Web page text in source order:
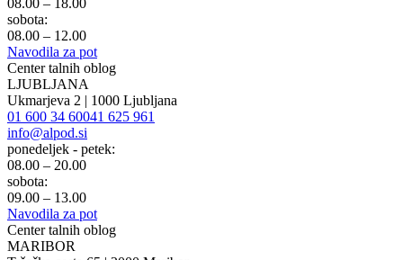
sobota:
08.00 – 12.00
Navodila za pot
Center talnih oblog
LJUBLJANA
Ukmarjeva 2 | 1000 Ljubljana
01 600 34 60041 625 961
info@alpod.si
ponedeljek - petek:
08.00 – 20.00
sobota:
09.00 – 13.00
Navodila za pot
Center talnih oblog
MARIBOR